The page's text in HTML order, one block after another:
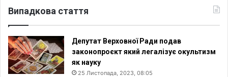
Випадкова стаття
Депутат Верховної Ради подав
законопроєкт який легалізує окультизм
як науку
25 Листопада, 2023, 08:05